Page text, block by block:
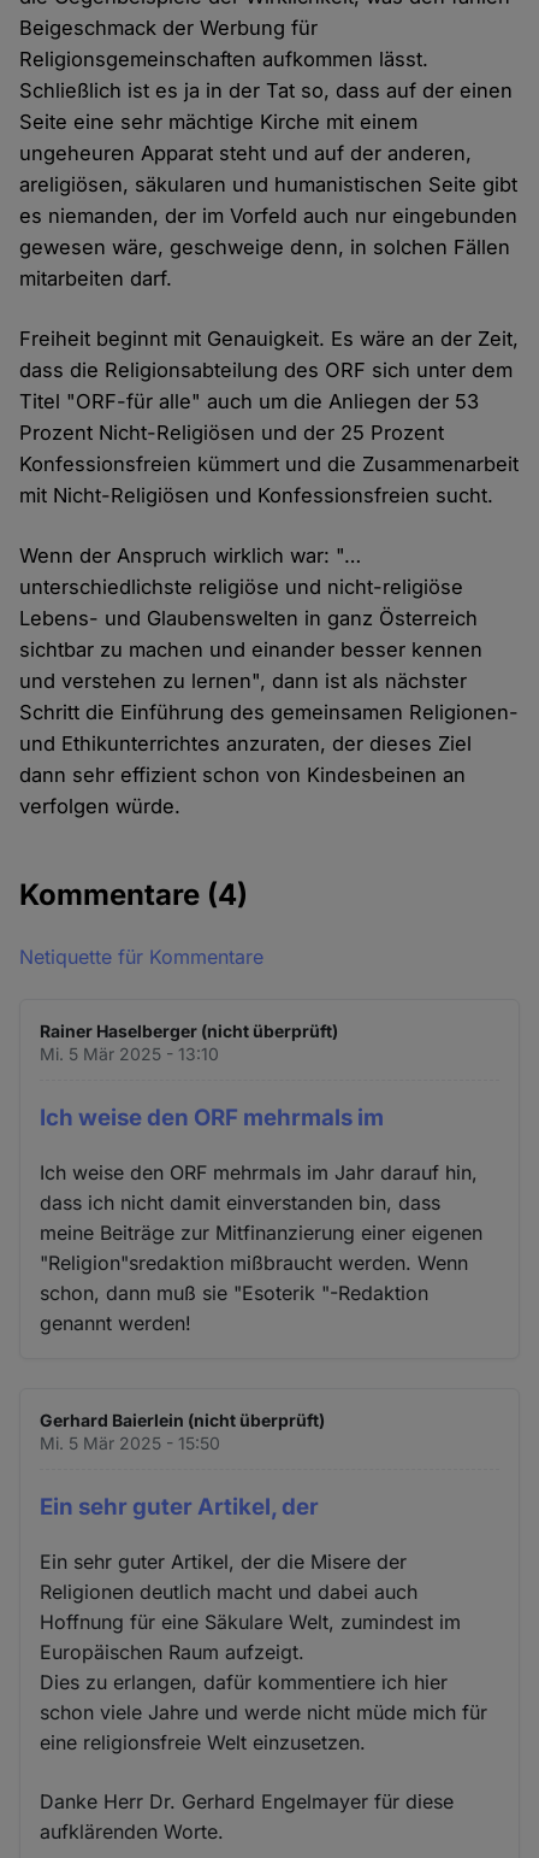
Beigeschmack der Werbung für
Religionsgemeinschaften aufkommen lässt.
Schließlich ist es ja in der Tat so, dass auf der einen
Seite eine sehr mächtige Kirche mit einem
ungeheuren Apparat steht und auf der anderen,
areligiösen, säkularen und humanistischen Seite gibt
es niemanden, der im Vorfeld auch nur eingebunden
gewesen wäre, geschweige denn, in solchen Fällen
mitarbeiten darf.
Freiheit beginnt mit Genauigkeit. Es wäre an der Zeit,
dass die Religionsabteilung des ORF sich unter dem
Titel "ORF-für alle" auch um die Anliegen der 53
Prozent Nicht-Religiösen und der 25 Prozent
Konfessionsfreien kümmert und die Zusammenarbeit
mit Nicht-Religiösen und Konfessionsfreien sucht.
Wenn der Anspruch wirklich war: "…
unterschiedlichste religiöse und nicht-religiöse
Lebens- und Glaubenswelten in ganz Österreich
sichtbar zu machen und einander besser kennen
und verstehen zu lernen", dann ist als nächster
Schritt die Einführung des gemeinsamen Religionen-
und Ethikunterrichtes anzuraten, der dieses Ziel
dann sehr effizient schon von Kindesbeinen an
verfolgen würde.
Kommentare (4)
Netiquette für Kommentare
Rainer Haselberger (nicht überprüft)
Mi. 5 Mär 2025 - 13:10
Ich weise den ORF mehrmals im
Ich weise den ORF mehrmals im Jahr darauf hin,
dass ich nicht damit einverstanden bin, dass
meine Beiträge zur Mitfinanzierung einer eigenen
"Religion"sredaktion mißbraucht werden. Wenn
schon, dann muß sie "Esoterik "-Redaktion
genannt werden!
Gerhard Baierlein (nicht überprüft)
Mi. 5 Mär 2025 - 15:50
Ein sehr guter Artikel, der
Ein sehr guter Artikel, der die Misere der
Religionen deutlich macht und dabei auch
Hoffnung für eine Säkulare Welt, zumindest im
Europäischen Raum aufzeigt.
Dies zu erlangen, dafür kommentiere ich hier
schon viele Jahre und werde nicht müde mich für
eine religionsfreie Welt einzusetzen.
Danke Herr Dr. Gerhard Engelmayer für diese
aufklärenden Worte.